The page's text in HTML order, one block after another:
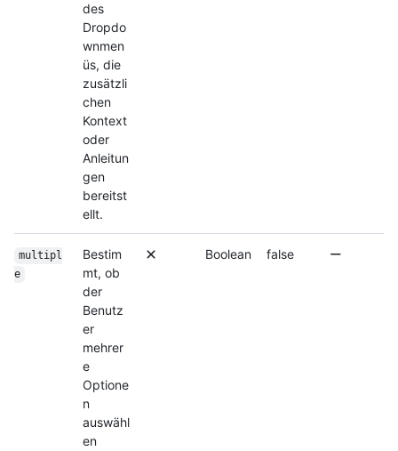
des
Dropdo
wnmen
üs, die
zusätzli
chen
Kontext
oder
Anleitun
gen
bereitst
ellt.
multipl
e
Bestim
mt, ob
der
Benutz
er
mehrer
e
Optione
n
auswähl
en
Boolean false